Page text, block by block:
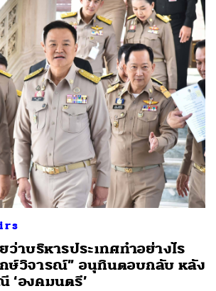
ว่าบริหารประเทศทำอย่างไร
ษ์วิจารณ์” อนุทินตอบกลับ หลัง
องคมนตรี’